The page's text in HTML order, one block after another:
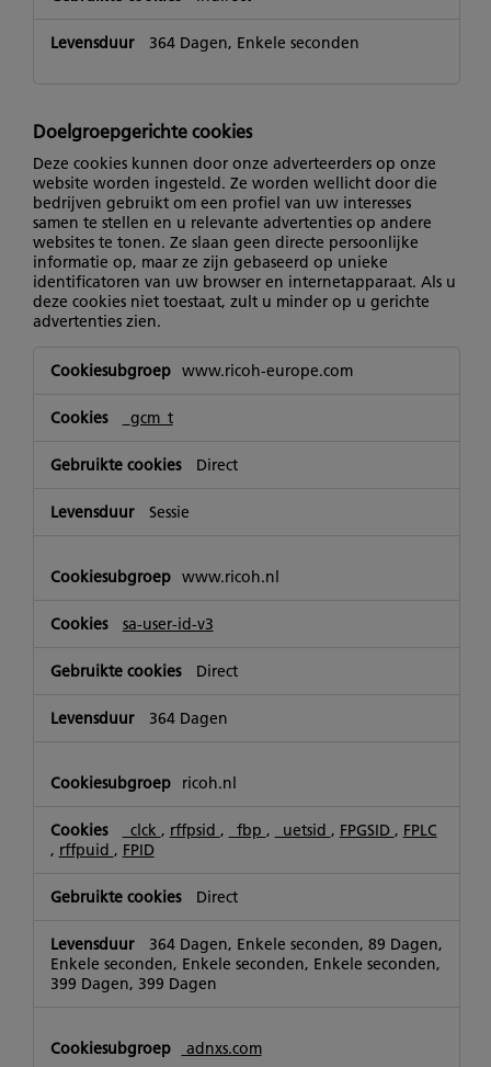
364 Dagen, Enkele seconden
Doelgroepgerichte cookies
Deze cookies kunnen door onze adverteerders op onze
website worden ingesteld. Ze worden wellicht door die
bedrijven gebruikt om een profiel van uw interesses
samen te stellen en u relevante advertenties op andere
websites te tonen. Ze slaan geen directe persoonlijke
informatie op, maar ze zijn gebaseerd op unieke
identificatoren van uw browser en internetapparaat. Als u
deze cookies niet toestaat, zult u minder op u gerichte
advertenties zien.
Doelgroepgerichtewww.ricoh-europe.com
_gcm_t
Direct
Sessie
www.ricoh.nl
sa-user-id-v3
Direct
364 Dagen
ricoh.nl
_clck , rffpsid , _fbp , _uetsid , FPGSID , FPLC
, rffpuid , FPID
Direct
364 Dagen, Enkele seconden, 89 Dagen,
Enkele seconden, Enkele seconden, Enkele seconden,
399 Dagen, 399 Dagen
adnxs.com